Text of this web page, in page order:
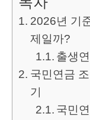
2026년 기
제일까?
출생
국민연금
기
국민